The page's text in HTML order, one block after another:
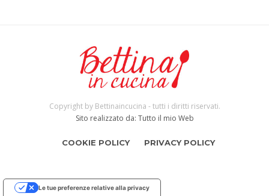
Copyright by Bettinaincucina - tutti i diritti riservati.
Sito realizzato da: Tutto il mio Web
COOKIE POLICY PRIVACY POLICY
Le tue preferenze relative alla privacy